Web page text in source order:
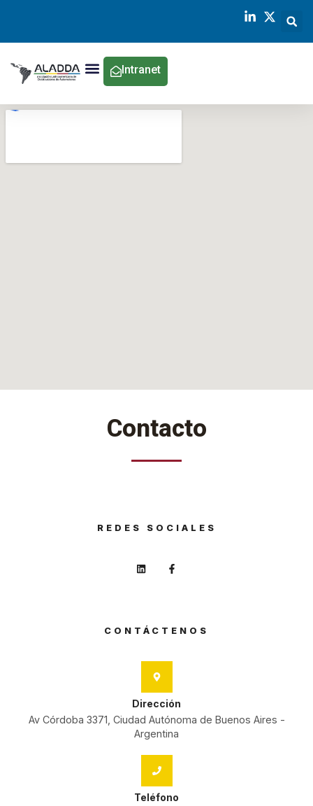
Intranet
Contacto
REDES SOCIALES
CONTÁCTENOS
Dirección
Av Córdoba 3371, Ciudad Autónoma de Buenos Aires -
Argentina
Teléfono